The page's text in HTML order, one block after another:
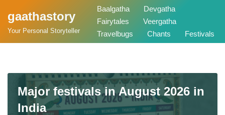
Skip
gaathastory
Your Personal Storyteller
Baalgatha
Devgatha
Fairytales
Veergatha
Travelbugs
Chants Festivals
Major festivals in August 2026 in
India